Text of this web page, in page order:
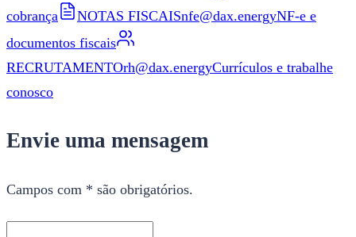
cobrança
NOTAS FISCAISnfe@dax.energyNF-e e
documentos fiscais
RECRUTAMENTOrh@dax.energyCurrículos e trabalhe
conosco
Envie uma mensagem
Campos com * são obrigatórios.